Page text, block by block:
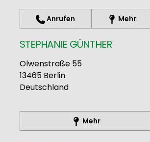
Anrufen Mehr
STEPHANIE GÜNTHER
Olwenstraße 55
13465 Berlin
Deutschland
Mehr